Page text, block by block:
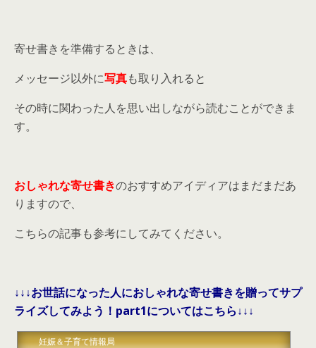
寄せ書きを準備するときは、
メッセージ以外に写真も取り入れると
その時に関わった人を思い出しながら読むことができま
す。
おしゃれな寄せ書きのおすすめアイディアはまだまだあ
りますので、
こちらの記事も参考にしてみてください。
↓↓↓お世話になった人におしゃれな寄せ書きを贈ってサプ
ライズしてみよう！part1についてはこちら↓↓↓
妊娠＆子育て情報局